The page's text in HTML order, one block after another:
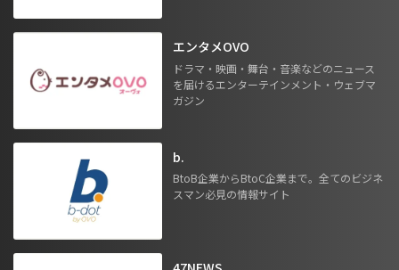
エンタメOVO
ドラマ・映画・舞台・音楽などのニュース
を届けるエンターテインメント・ウェブマ
ガジン
b.
BtoB企業からBtoC企業まで。全てのビジネ
スマン必見の情報サイト